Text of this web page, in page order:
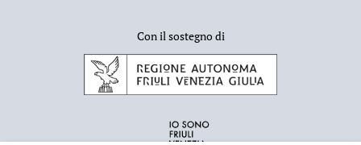
Con il sostegno di